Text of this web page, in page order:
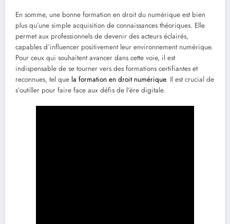
En somme, une bonne formation en droit du numérique est bien
plus qu’une simple acquisition de connaissances théoriques. Elle
permet aux professionnels de devenir des acteurs éclairés,
capables d’influencer positivement leur environnement numérique.
Pour ceux qui souhaitent avancer dans cette voie, il est
indispensable de se tourner vers des formations certifiantes et
reconnues, tel que la formation en droit numérique. Il est crucial de
s’outiller pour faire face aux défis de l’ère digitale.